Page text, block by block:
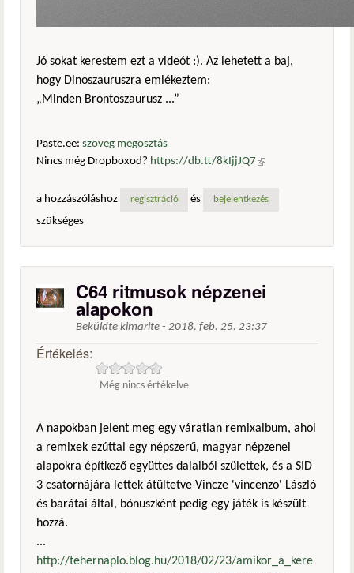
Jó sokat kerestem ezt a videót :). Az lehetett a baj,
hogy Dinoszauruszra emlékeztem:
„Minden Brontoszaurusz ...”
Paste.ee: szöveg megosztás
Nincs még Dropboxod? https://db.tt/8kIjjJQ7 (külső
a hozzászóláshoz
regisztráció és bejelentkezés
szükséges
C64 ritmusok népzenei
alapokon
Beküldte kimarite - 2018. feb. 25. 23:37
Értékelés:
Még nincs értékelve
A napokban jelent meg egy váratlan remixalbum, ahol
a remixek ezúttal egy népszerű, magyar népzenei
alapokra építkező együttes dalaiból születtek, és a SID
3 csatornájára lettek átültetve Vincze 'vincenzo' László
és barátai által, bónuszként pedig egy játék is készült
hozzá.
...
http://tehernaplo.blog.hu/2018/02/23/amikor_a_kere